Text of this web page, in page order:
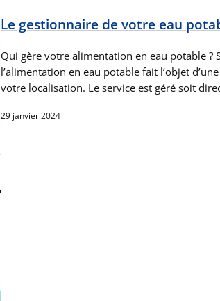
Le gestionnaire de votre eau
Qui gère votre alimentation en eau potable ?
l’alimentation en eau potable fait l’objet
votre localisation. Le service est géré soit
29 janvier 2024